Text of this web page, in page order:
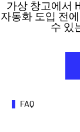
가상 창고에서
자동화 도입 전
수 있
FAQ